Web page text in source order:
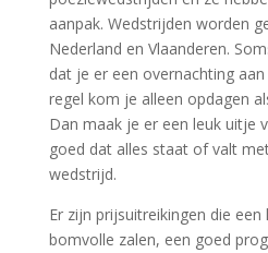
aanpak. Wedstrijden worden
Nederland en Vlaanderen.
dat je er een overnachting
regel kom je alleen opdagen
Dan maak je er een leuk uitje
goed dat alles staat of valt
wedstrijd.
Er zijn prijsuitreikingen die
bomvolle zalen, een goed